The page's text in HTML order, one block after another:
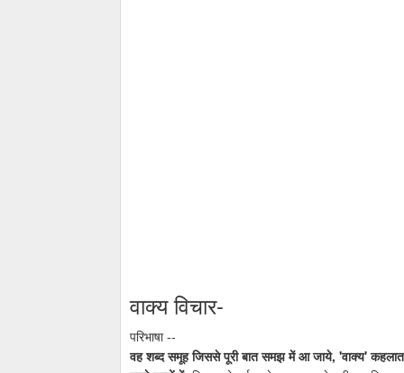
वाक्य विचार-
परिभाषा --
वह शब्द समूह जिससे पूरी बात समझ में आ जाये, 'वाक्य'